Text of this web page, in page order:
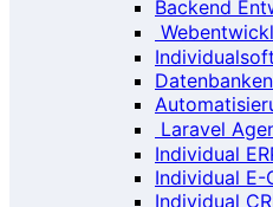
Backend
Laravel
Individual
Individual E-
Individual